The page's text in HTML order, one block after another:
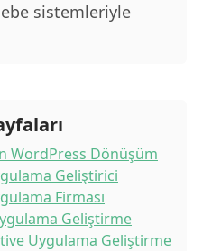
sistemleriyle
WordPress Dönüşüm
Geliştirici
Firması
Geliştirme
Uygulama Geliştirme